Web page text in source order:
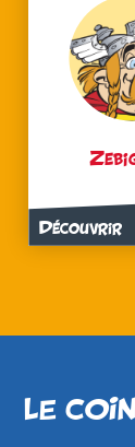
Découvrir
LE